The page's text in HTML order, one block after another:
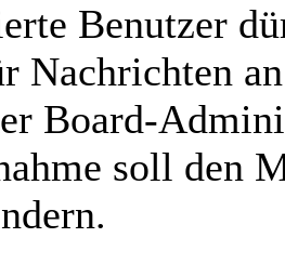
Benutzer
Nachrichten
Board-
soll den